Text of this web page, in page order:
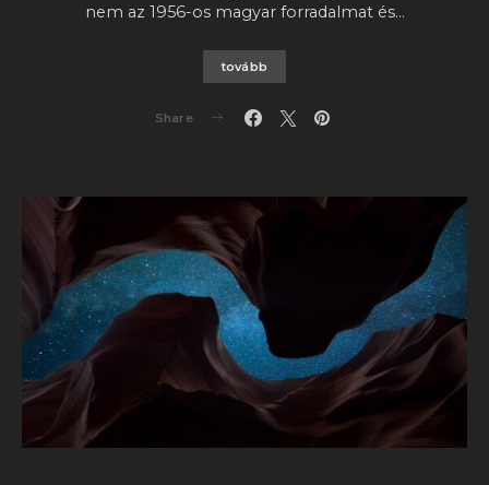
nem az 1956-os magyar forradalmat és…
tovább
Share